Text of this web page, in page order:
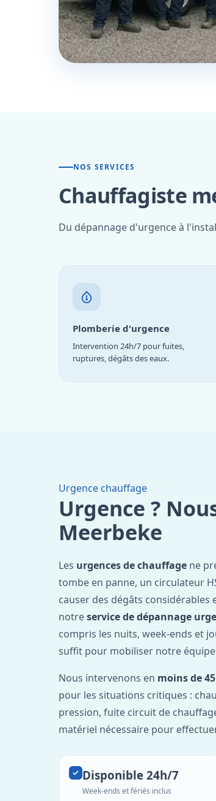
NOS SERVICES
Chauffagiste
Du dépannage d'urgence à
Plomberie d'urgence
Intervention 24h/7 pour fuites,
ruptures, dégâts des eaux.
Urgence chauffage
Urgence ?
Meerbeke
Les urgences de chauffage ne
tombe en panne, un circulateur
causer des dégâts
notreservice de dépannage
compris les nuits, week-ends et
suffit pour mobiliser notre
Nous intervenons en moins de
pour les situations critiques :
pression, fuite circuit de
matériel nécessaire pour
Disponible 24h/7
Week-ends et fériés inclus